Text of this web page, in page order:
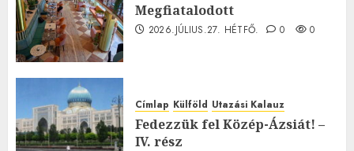
Megfiatalodott
2026.JÚLIUS.27. HÉTFŐ. 0 0
Címlap Külföld Utazási Kalauz
Fedezzük fel Közép-Ázsiát! –
IV. rész